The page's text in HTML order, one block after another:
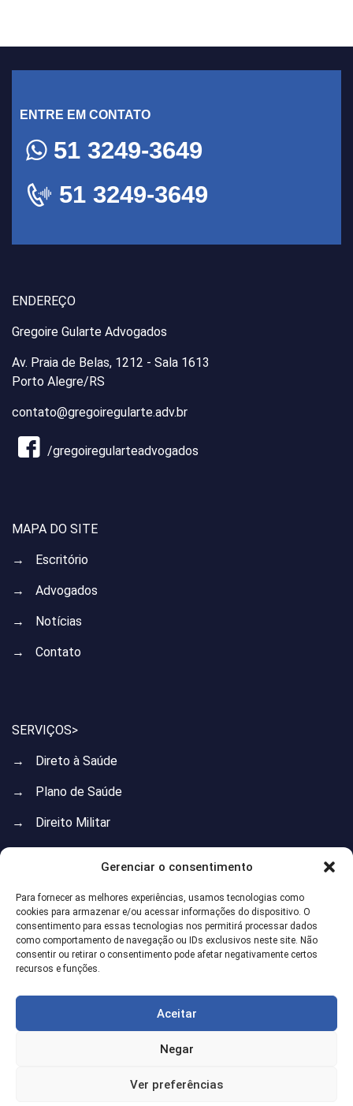
Gerenciar o consentimento
Para fornecer as melhores experiências, usamos tecnologias como
cookies para armazenar e/ou acessar informações do dispositivo. O
consentimento para essas tecnologias nos permitirá processar dados
como comportamento de navegação ou IDs exclusivos neste site. Não
consentir ou retirar o consentimento pode afetar negativamente certos
recursos e funções.
Aceitar
Negar
Ver preferências
ENTRE EM CONTATO
51 3249-3649
51 3249-3649
ENDEREÇO
Gregoire Gularte Advogados
Av. Praia de Belas, 1212 - Sala 1613
Porto Alegre/RS
contato@gregoiregularte.adv.br
/gregoiregularteadvogados
MAPA DO SITE
→ Escritório
→ Advogados
→ Notícias
→ Contato
SERVIÇOS>
→ Direto à Saúde
→ Plano de Saúde
→ Direito Militar
→ Direito de Família
→ Direito Imobiliário
→ Direito Administrativo
Gregoire Gularte. Todos Direitos Reservados. Desenvolvido por